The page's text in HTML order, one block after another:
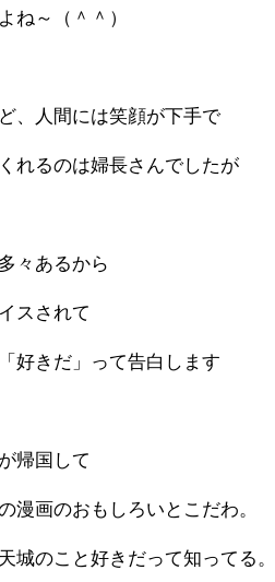
ね～（＾＾）
、人間には笑顔が下手で
れるのは婦長さんでしたが
々あるから
スされて
好きだ」って告白します
帰国して
漫画のおもしろいとこだわ。
城のこと好きだって知ってる。